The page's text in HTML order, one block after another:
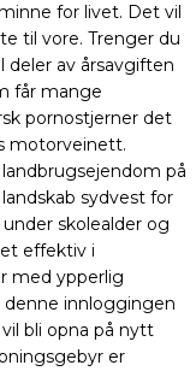
for livet. Det vil
til vore. Trenger du
deler av årsavgiften
får mange
pornostjerner det
motorveinett.
på
sydvest for
skolealder og
effektiv i
med ypperlig
innloggingen
bli opna på nytt
er